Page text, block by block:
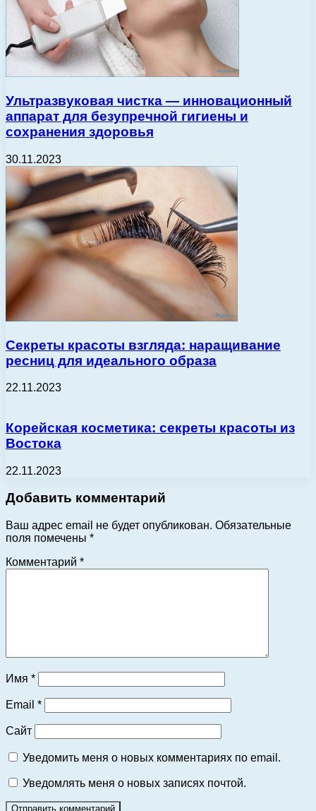
Ультразвуковая чистка — инновационный
аппарат для безупречной гигиены и
сохранения здоровья
30.11.2023
Секреты красоты взгляда: наращивание
ресниц для идеального образа
22.11.2023
Корейская косметика: секреты красоты из
Востока
22.11.2023
Добавить комментарий
Ваш адрес email не будет опубликован. Обязательные
поля помечены *
Комментарий *
Имя *
Email *
Сайт
Уведомить меня о новых комментариях по email.
Уведомлять меня о новых записях почтой.